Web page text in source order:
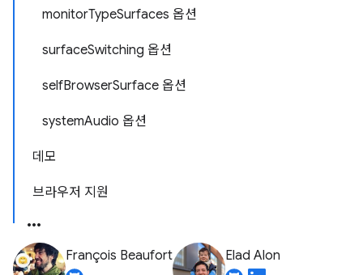
monitorTypeSurfaces 옵션
surfaceSwitching 옵션
selfBrowserSurface 옵션
systemAudio 옵션
데모
브라우저 지원
François Beaufort Elad Alon